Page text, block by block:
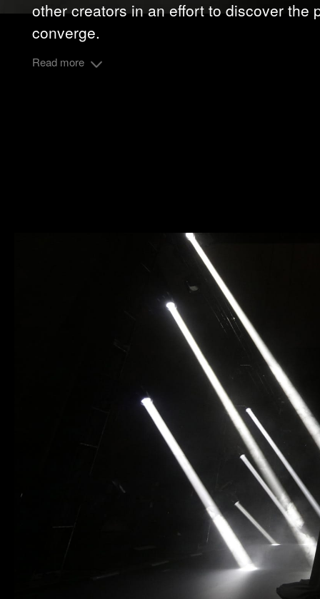
other creators in an effort to discover
converge.
Read more